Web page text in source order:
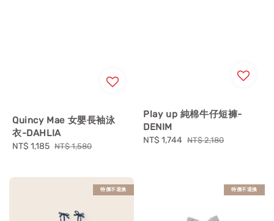
Quincy Mae 女嬰長袖泳
衣-DAHLIA
Sale
NT$ 1,185 Regular
NT$ 1,580
Play up 純棉牛仔短褲-
DENIM
Sale
NT$ 1,744 Regular
NT$ 2,180
特價不退換 特價不退換